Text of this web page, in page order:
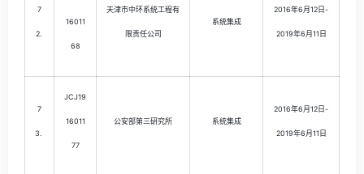
7
2.
16011
68
天津市中环系统工程有
限责任公司
系统集成
2016年6月12日-
2019年6月11日
7
3.
JCJ19
16011
77
公安部第三研究所 系统集成
2016年6月12日-
2019年6月11日